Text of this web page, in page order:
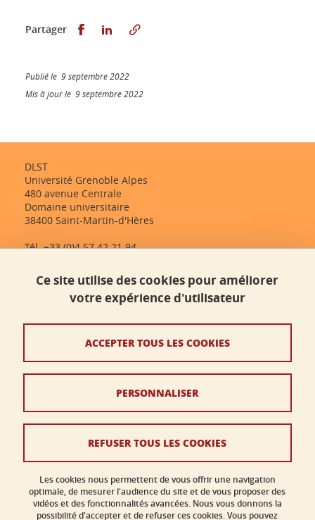
Partager Partager sur Facebook
Partager sur LinkedIn
Publié le 9 septembre 2022
Mis à jour le 9 septembre 2022
DLST
Université Grenoble Alpes
480 avenue Centrale
Domaine universitaire
38400 Saint-Martin-d'Hères
Tél. +33 (0)4 57 42 21 94
Crédits
Données personnelles
Politique des cookies
Gestion des cookies
Accessibilité : non conforme
Ce site utilise des cookies pour améliorer
votre expérience d'utilisateur
Les cookies nous permettent de vous offrir une navigation
optimale, de mesurer l'audience du site et de vous proposer des
vidéos et des fonctionnalités avancées. Nous vous donnons la
possibilité d'accepter et de refuser ces cookies. Vous pouvez
ACCEPTER TOUS LES COOKIES
REFUSER TOUS LES COOKIES
PERSONNALISER